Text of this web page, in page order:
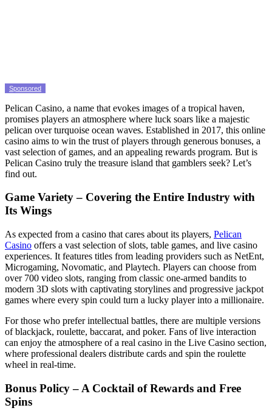
Sponsored
Pelican Casino, a name that evokes images of a tropical haven,
promises players an atmosphere where luck soars like a majestic
pelican over turquoise ocean waves. Established in 2017, this online
casino aims to win the trust of players through generous bonuses, a
vast selection of games, and an appealing rewards program. But is
Pelican Casino truly the treasure island that gamblers seek? Let’s
find out.
Game Variety – Covering the Entire Industry with
Its Wings
As expected from a casino that cares about its players, Pelican
Casino offers a vast selection of slots, table games, and live casino
experiences. It features titles from leading providers such as NetEnt,
Microgaming, Novomatic, and Playtech. Players can choose from
over 700 video slots, ranging from classic one-armed bandits to
modern 3D slots with captivating storylines and progressive jackpot
games where every spin could turn a lucky player into a millionaire.
For those who prefer intellectual battles, there are multiple versions
of blackjack, roulette, baccarat, and poker. Fans of live interaction
can enjoy the atmosphere of a real casino in the Live Casino section,
where professional dealers distribute cards and spin the roulette
wheel in real-time.
Bonus Policy – A Cocktail of Rewards and Free
Spins